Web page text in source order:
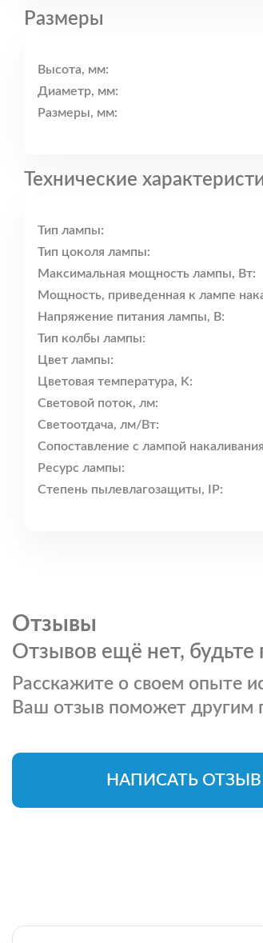
Размеры
Высота, мм:
Диаметр, мм:
Размеры, мм:
Технические
Тип лампы:
Тип цоколя лампы:
Максимальная мощность лампы, Вт:
Мощность, приведенная к лампе
Напряжение питания лампы, В:
Тип колбы лампы:
Цвет лампы:
Цветовая температура, K:
Световой поток, лм:
Светоотдача, лм/Вт:
Сопоставление с лампой
Ресурс лампы:
Степень пылевлагозащиты, IP:
Отзывы
Отзывов ещё нет,
Расскажите о своем опыте
Ваш отзыв поможет другим
НАПИСАТЬ ОТЗЫВ